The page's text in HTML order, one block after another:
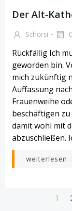
Der Alt-
Schorsi -
Rückfällig Ich
geworden bin.
mich zukünftig
Auffassung
Frauenweihe
beschäftigen
damit wohl mit
abzuschließen.
weiterlesen
1